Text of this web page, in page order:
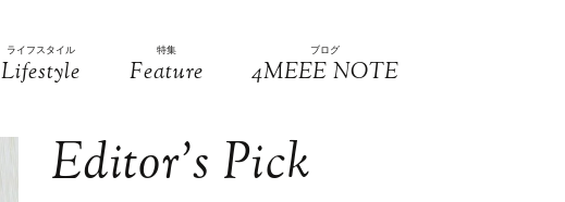
ライフスタイル
Lifestyle
特集
Feature
ブログ
4MEEE NOTE
Editor’s Pick